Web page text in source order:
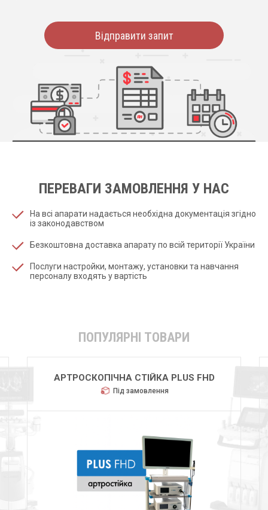
Відправити запит
ПЕРЕВАГИ ЗАМОВЛЕННЯ У НАС
На всі апарати надається необхідна документація згідно
із законодавством
Безкоштовна доставка апарату по всій території України
Послуги настройки, монтажу, установки та навчання
персоналу входять у вартість
ПОПУЛЯРНІ ТОВАРИ
HUGER 2600
Під замовлення